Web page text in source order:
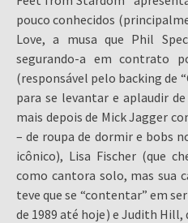
pouco conhecidos
Love, a musa que Phil
segurando-a em contrato
(responsável pelo backing de
para se levantar e aplaudir
mais depois de Mick Jagger
– de roupa de dormir e bobs
icônico), Lisa Fischer (que
como cantora solo, mas sua
teve que se “contentar” em
de 1989 até hoje) e Judith Hill,